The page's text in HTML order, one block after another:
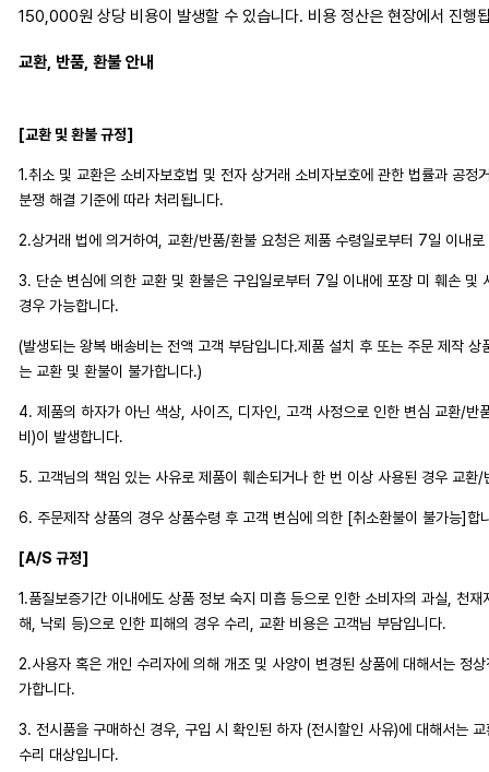
150,000원 상당 비용이 발생할 수 있습니다. 비용 정산은 현장에서 진행
교환, 반품, 환불 안내
[교환 및 환불 규정]
1.취소 및 교환은 소비자보호법 및 전자 상거래 소비자보호에 관한 법률과 공정
분쟁 해결 기준에 따라 처리됩니다.
2.상거래 법에 의거하여, 교환/반품/환불 요청은 제품 수령일로부터 7일 이내로
3. 단순 변심에 의한 교환 및 환불은 구입일로부터 7일 이내에 포장 미 훼손 및
경우 가능합니다.
(발생되는 왕복 배송비는 전액 고객 부담입니다.제품 설치 후 또는 주문 제작 상
는 교환 및 환불이 불가합니다.)
4. 제품의 하자가 아닌 색상, 사이즈, 디자인, 고객 사정으로 인한 변심 교환/반
비)이 발생합니다.
5. 고객님의 책임 있는 사유로 제품이 훼손되거나 한 번 이상 사용된 경우 교환/
6. 주문제작 상품의 경우 상품수령 후 고객 변심에 의한 [취소환불이 불가능]합
[A/S 규정]
1.품질보증기간 이내에도 상품 정보 숙지 미흡 등으로 인한 소비자의 과실, 천
해, 낙뢰 등)으로 인한 피해의 경우 수리, 교환 비용은 고객님 부담입니다.
2.사용자 혹은 개인 수리자에 의해 개조 및 사양이 변경된 상품에 대해서는 정
가합니다.
3. 전시품을 구매하신 경우, 구입 시 확인된 하자 (전시할인 사유)에 대해서는
수리 대상입니다.